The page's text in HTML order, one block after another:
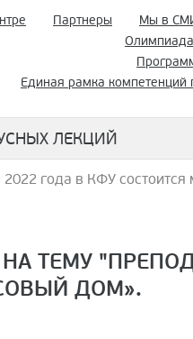
Партнеры Мы в
Олимпиада
Единая рамка компетенций
ЛЕКЦИЙ
2022 года в КФУ
ТЕМУ
ДОМ».